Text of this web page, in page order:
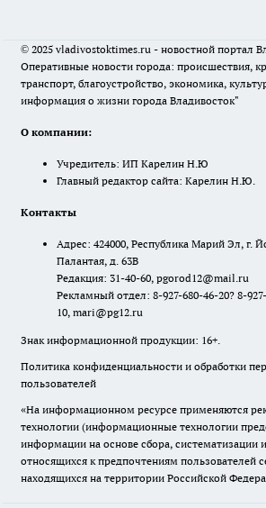
© 2025 vladivostoktimes.ru - новостной портал
Оперативные новости города: происшествия,
транспорт, благоустройство, экономика,
информация о жизни города Владивосток"
О компании:
Учредитель: ИП Карелин Н.Ю
Главный редактор сайта: Карелин Н.Ю.
Контакты
Адрес: 424000, Республика Марий Эл, г.
Палантая, д. 63В
Редакция: 31-40-60, pgorod12@mail.ru
Рекламный отдел: 8-927-680-46-20? 8-
10, mari@pg12.ru
Знак информационной продукции: 16+.
Политика конфиденциальности и обработки
пользователей
«На информационном ресурсе применяются
технологии (информационные технологии
информации на основе сбора, систематизации
относящихся к предпочтениям пользователей
находящихся на территории Российской